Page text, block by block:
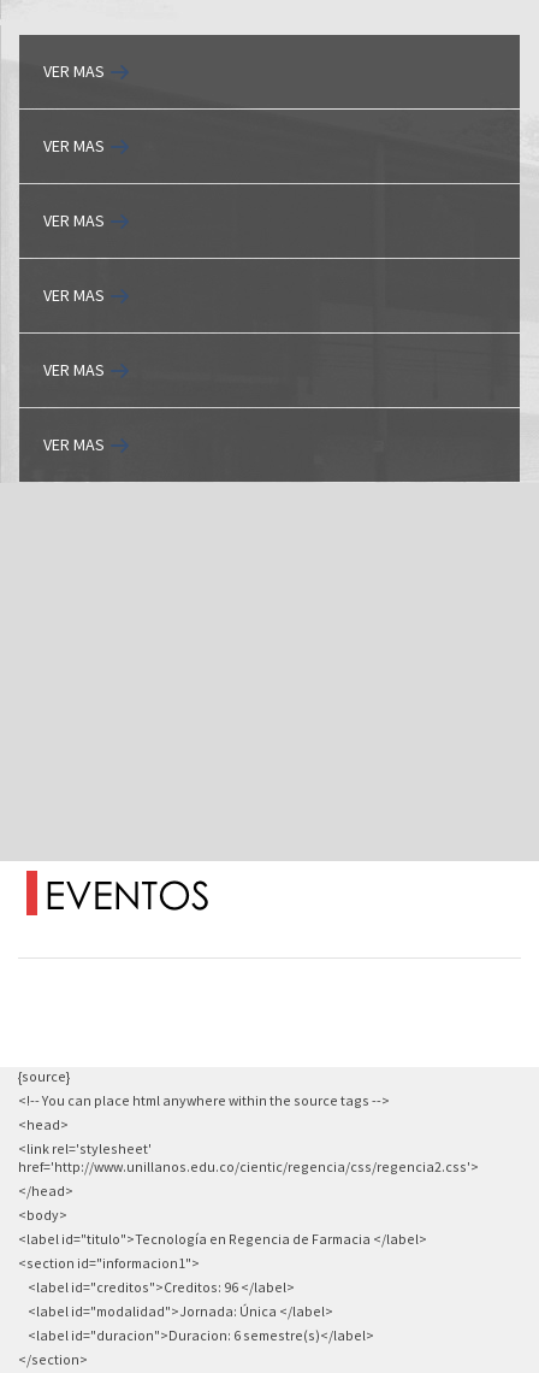
VER MAS
VER MAS
VER MAS
VER MAS
VER MAS
VER MAS
{source}
<!-- You can place html anywhere within the source tags -->
<head>
<link rel='stylesheet'
href='http://www.unillanos.edu.co/cientic/regencia/css/regencia2.css'>
</head>
<body>
<label id="titulo">Tecnología en Regencia de Farmacia </label>
<section id="informacion1">
<label id="creditos">Creditos: 96 </label>
<label id="modalidad">Jornada: Única </label>
<label id="duracion">Duracion: 6 semestre(s)</label>
</section>